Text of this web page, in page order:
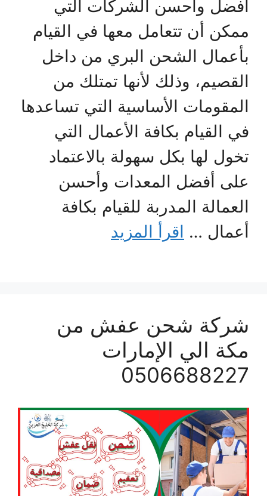
أفضل وأحسن الشركات التي
ممكن أن تتعامل معها في القيام
بأعمال الشحن البري من داخل
القصيم، وذلك لأنها تمتلك من
المقومات الأساسية التي تساعدها
في القيام بكافة الأعمال التي
تخول لها بكل سهولة بالاعتماد
على أفضل المعدات وأحسن
العمالة المدربة للقيام بكافة
أعمال … اقرأ المزيد
شركة شحن عفش من
مكة الي الإمارات
0506688227